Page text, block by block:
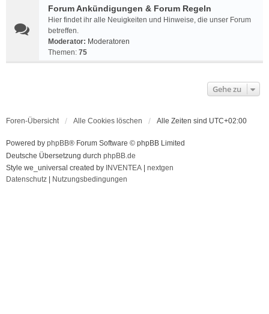
Forum Ankündigungen & Forum Regeln
Hier findet ihr alle Neuigkeiten und Hinweise, die unser Forum
betreffen.
Moderator: Moderatoren
Themen: 75
Gehe zu
Foren-Übersicht Alle Cookies löschen Alle Zeiten sind UTC+02:00
Powered by phpBB® Forum Software © phpBB Limited
Deutsche Übersetzung durch phpBB.de
Style we_universal created by INVENTEA
nextgen
Datenschutz
Nutzungsbedingungen